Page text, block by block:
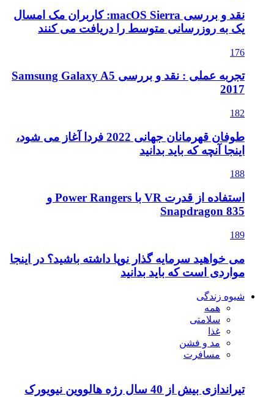
نقد و بررسی macOS Sierra: کاربران مک امسال
یک به روزرسانی متوسط را دریافت می کنند
176
تجربه عملی : نقد و بررسی Samsung Galaxy A5
2017
182
طوفان قهرمانان جهانی 2022 فردا آغاز می شود،
اینجا آنچه که باید بدانید
188
استفاده از قدرت VR با Power Rangers و
Snapdragon 835
189
می خواهید سرمایه گذار نوپا داشته باشید؟ در اینجا
مواردی است که باید بدانید
شیوه زندگی
همه
سلامتی
غذا
مد و فشن
مسافرت
تیراندازی بیش از 40 سال رژه هالووین نیویورک